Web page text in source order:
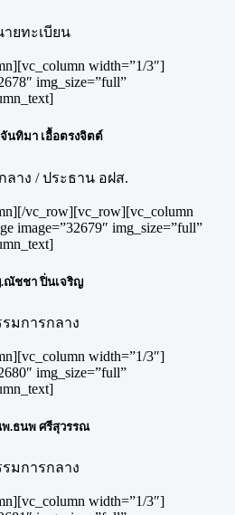
ายทะเบียน
width=”1/3″]
img_size=”full”
นทิมา เอื้อตรงจิตต์
ลาง / ประธาน อฝส.
vc_row][vc_row][vc_column
image=”32679″ img_size=”full”
ชชา ปิ่นเจริญ
รมการกลาง
width=”1/3″]
img_size=”full”
.ธนพ ศรีสุวรรณ
รมการกลาง
width=”1/3″]